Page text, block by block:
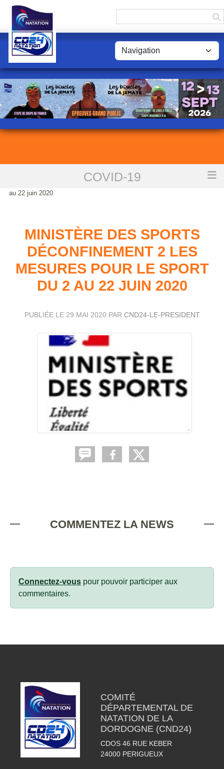
COVID-19
Ministère des sports Déconfinement 2 les mesures pour le sport du 2
au 22 juin 2020
MINISTÈRE DES SPORTS
DÉCONFINEMENT 2 LES
MESURES POUR LE SPORT
DU 2 AU 22 JUIN 2020
PUBLIÉE LE 29 MAI 2020 PAR CND24-LE-PRESIDENT
COMMENTEZ LA NEWS
Connectez-vous pour pouvoir participer aux
commentaires.
COMITÉ
DÉPARTEMENTAL DE
NATATION DE LA
DORDOGNE (CND24)
CDOS 46 RUE KEBER
24000 PERIGUEUX
Panneau de gestion des cookies